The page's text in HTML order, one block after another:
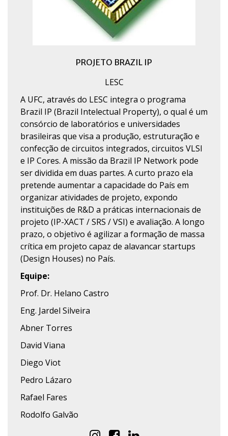
PROJETO BRAZIL IP
LESC
A UFC, através do LESC integra o programa
Brazil IP (Brazil Intelectual Property), o qual é um
consórcio de laboratórios e universidades
brasileiras que visa a produção, estruturação e
confecção de circuitos integrados, circuitos VLSI
e IP Cores. A missão da Brazil IP Network pode
ser dividida em duas partes. A curto prazo ela
pretende aumentar a capacidade do País em
organizar atividades de projeto, expondo
instituições de R&D a práticas internacionais de
projeto (IP-XACT / SRS / VSI) e avaliação. A longo
prazo, o objetivo é agilizar a formação de massa
crítica em projeto capaz de alavancar startups
(Design Houses) no País.
Equipe:
Prof. Dr. Helano Castro
Eng. Jardel Silveira
Abner Torres
David Viana
Diego Viot
Pedro Lázaro
Rafael Fares
Rodolfo Galvão